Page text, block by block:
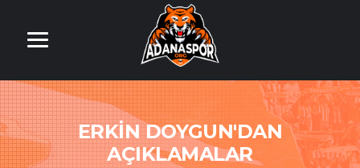
ERKIN DOYGUN'DAN
AÇIKLAMALAR